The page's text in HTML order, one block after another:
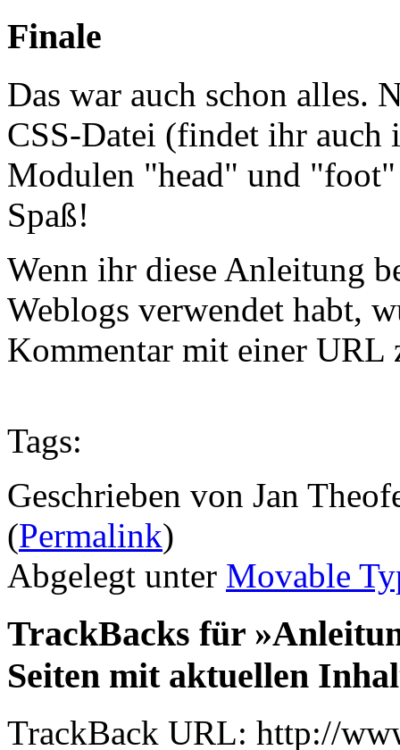
Finale
Das war auch schon alles.
CSS-Datei (findet ihr auch
Modulen "head" und "foot"
Spaß!
Wenn ihr diese Anleitung
Weblogs verwendet habt,
Kommentar mit einer URL
Tags:
Geschrieben von Jan
(Permalink)
Abgelegt unter Movable
TrackBacks für
Seiten mit aktuellen
TrackBack URL: http://